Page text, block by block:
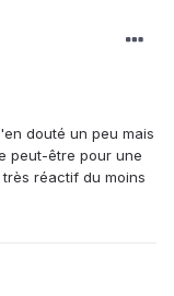
douté un peu mais
peut-être pour une
réactif du moins